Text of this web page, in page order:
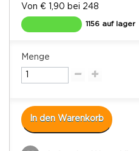
Von € 1,90 bei 248
1156 auf lager
Menge
In den Warenkorb